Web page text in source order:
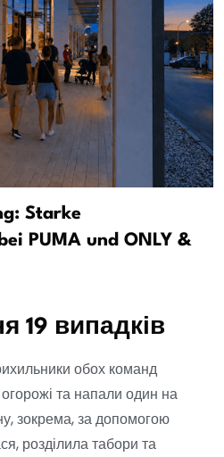
Starke
PUMA und ONLY &
19 випадків
обох команд
та напали один на
зокрема, за допомогою
розділила табори та